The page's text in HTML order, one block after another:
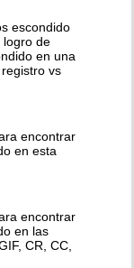
escondido
logro de
en una
vs
encontrar
en esta
encontrar
en las
CR, CC,